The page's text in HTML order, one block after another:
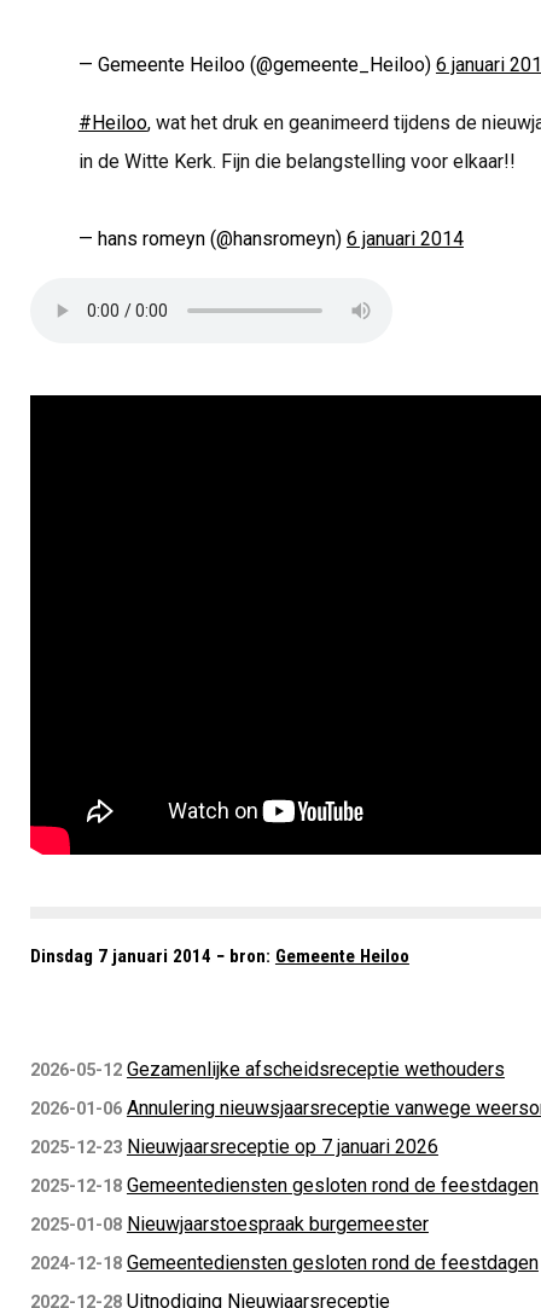
— Gemeente Heiloo (@gemeente_Heiloo) 6 januari
#Heiloo, wat het druk en geanimeerd tijdens de
in de Witte Kerk. Fijn die belangstelling voor elkaar!!
— hans romeyn (@hansromeyn) 6 januari 2014
Dinsdag 7 januari 2014 − bron: Gemeente Heiloo
2026-05-12 Gezamenlijke afscheidsreceptie wethouders
2026-01-06 Annulering nieuwsjaarsreceptie vanwege
2025-12-23 Nieuwjaarsreceptie op 7 januari 2026
2025-12-18 Gemeentediensten gesloten rond de feestdagen
2025-01-08 Nieuwjaarstoespraak burgemeester
2024-12-18 Gemeentediensten gesloten rond de feestdagen
2022-12-28 Uitnodiging Nieuwjaarsreceptie